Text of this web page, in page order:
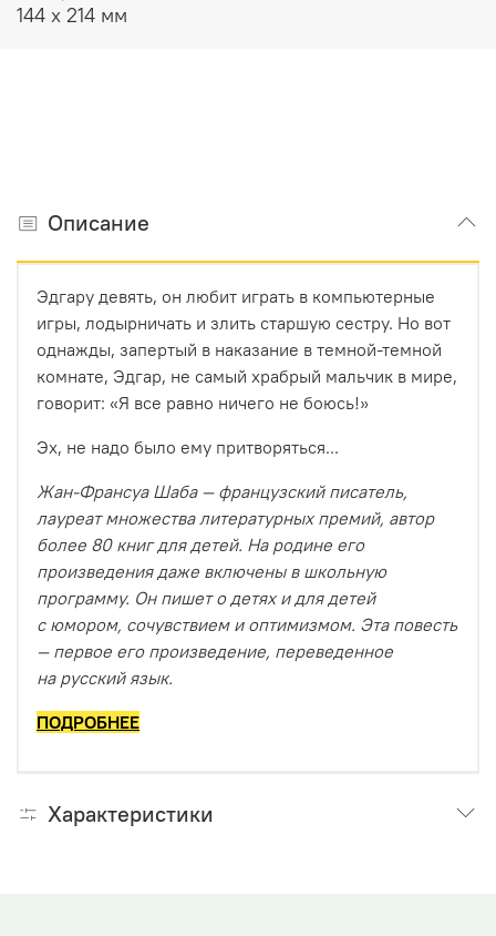
144 х 214 мм
Описание
Эдгару девять, он любит играть в компьютерные
игры, лодырничать и злить старшую сестру. Но вот
однажды, запертый в наказание в темной-темной
комнате, Эдгар, не самый храбрый мальчик в мире,
говорит: «Я все равно ничего не боюсь!»
Эх, не надо было ему притворяться...
Жан-Франсуа Шаба — французский писатель,
лауреат множества литературных премий, автор
более 80 книг для детей. На родине его
произведения даже включены в школьную
программу. Он пишет о детях и для детей
с юмором, сочувствием и оптимизмом. Эта повесть
— первое его произведение, переведенное
на русский язык.
ПОДРОБНЕЕ
Характеристики